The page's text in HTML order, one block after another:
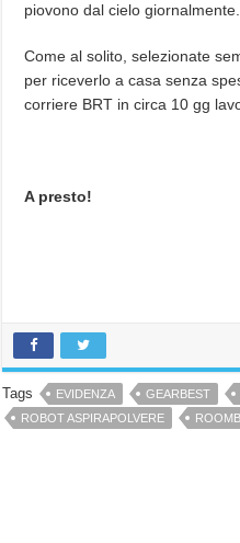
piovono dal cielo giornalmente.
Come al solito, selezionate
per riceverlo a casa senza
corriere BRT in circa 10 gg
A presto!
Tags EVIDENZA GEARBEST
ROBOT ASPIRAPOLVERE